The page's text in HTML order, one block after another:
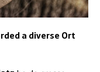
a diverse Ort